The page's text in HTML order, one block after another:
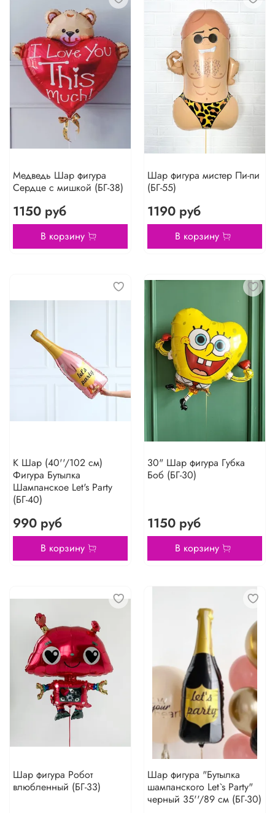
Медведь Шар фигура
Сердце с мишкой (БГ-38)
1150 руб
В корзину
Шар фигура мистер Пи-пи
(БГ-55)
1190 руб
В корзину
К Шар (40''/102 см)
Фигура Бутылка
Шампанское Let's Party
(БГ-40)
990 руб
В корзину
30" Шар фигура Губка
Боб (БГ-30)
1150 руб
В корзину
Шар фигура Робот
влюбленный (БГ-33)
Шар фигура "Бутылка
шампанского Let`s Party"
черный 35''/89 см (БГ-30)